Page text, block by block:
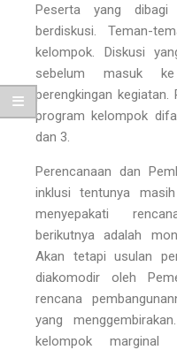
Peserta yang
berdiskusi. Teman-
kelompok. Diskusi
sebelum masuk
perengkingan
program kelompok
dan 3.
Perencanaan dan
inklusi tentunya
menyepakati
berikutnya adalah
Akan tetapi usulan
diakomodir oleh
rencana
yang
kelompok